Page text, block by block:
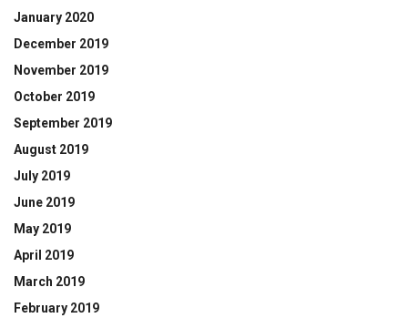
January 2020
December 2019
November 2019
October 2019
September 2019
August 2019
July 2019
June 2019
May 2019
April 2019
March 2019
February 2019